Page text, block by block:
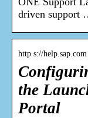
driven support
http s://
the
Portal